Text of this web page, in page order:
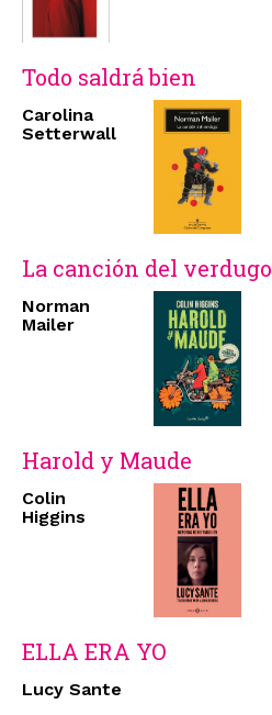
Todo saldrá bien
Carolina
Setterwall
La canción del verdugo
Norman
Mailer
Harold y Maude
Colin
Higgins
ELLA ERA YO
Lucy Sante